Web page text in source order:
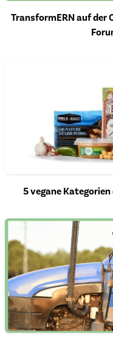
TransformERN auf der
5 vegane